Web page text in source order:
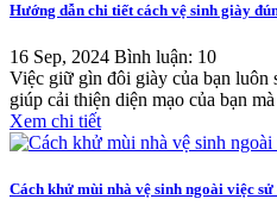
Hướng dẫn chi tiết cách vệ sinh giày
16 Sep, 2024 Bình luận: 10
Việc giữ gìn đôi giày của bạn luôn
giúp cải thiện diện mạo của bạn
Xem chi tiết
Cách khử mùi nhà vệ sinh ngoài việc sử